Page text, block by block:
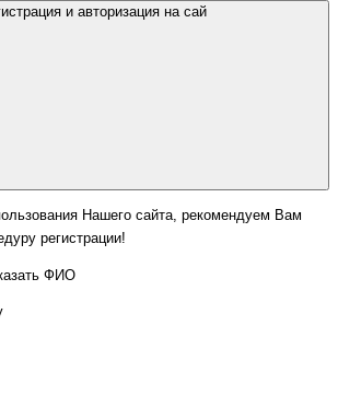
и авторизация на сай
Нашего сайта, рекомендуем Вам
регистрации!
ФИО